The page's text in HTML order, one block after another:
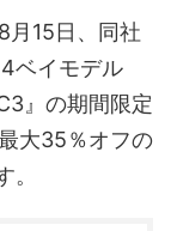
15日、同社
ベイモデル
』の期間限定
大35％オフの